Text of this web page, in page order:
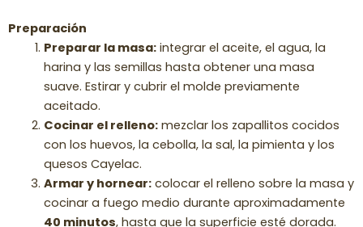
Preparación
Preparar la masa:integrar el aceite, el agua, la
harina y las semillas hasta obtener una masa
suave. Estirar y cubrir el molde previamente
aceitado.
Cocinar el relleno:mezclar los zapallitos cocidos
con los huevos, la cebolla, la sal, la pimienta y los
quesos Cayelac.
Armar y hornear:colocar el relleno sobre la masa y
cocinar a fuego medio durante aproximadamente
40 minutos, hasta que la superficie esté dorada.